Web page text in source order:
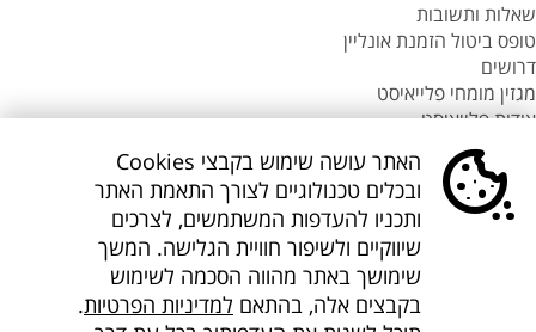
שאלות ותשובות
טופס ביטול הזמנת אונליין
דרושים
מגזין מומחי פלייאיסט
אודות פלייאיסט
סניפי flyeast בעולם
סניפי flyeast בעולם
סניף flyeast תאילנד
קישורים נוספים
האתר עושה שימוש בקבצי Cookies
ובכלים טכנולוגיים לצורך התאמת האתר
ותכניו להעדפות המשתמשים, לצרכים
שיווקיים ולשיפור חוויית הגלישה. המשך
שימושך באתר מהווה הסכמה לשימוש
בקבצים אלה, בהתאם למדיניות הפרטיות.